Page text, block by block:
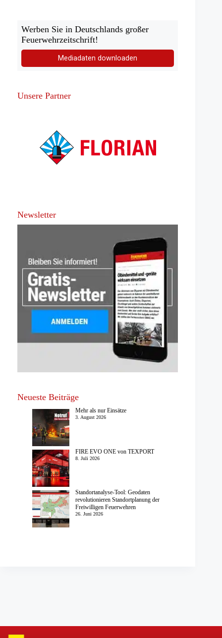
Werben Sie in Deutschlands großer
Feuerwehrzeitschrift!
Mediadaten downloaden
Unsere Partner
Newsletter
Neueste Beiträge
Mehr als nur Einsätze
3. August 2026
FIRE EVO ONE von TEXPORT
8. Juli 2026
Standortanalyse-Tool: Geodaten
revolutionieren Standortplanung der
Freiwilligen Feuerwehren
26. Juni 2026